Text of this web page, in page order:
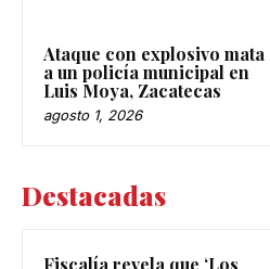
Ataque con explosivo mata
a un policía municipal en
Luis Moya, Zacatecas
agosto 1, 2026
Destacadas
Fiscalía revela que ‘Los